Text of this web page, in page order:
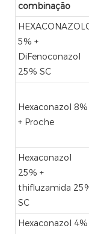
combinação
5% +
DiFenoconazol
25% SC
Hexaconazol 8%
+ Proche
Hexaconazol
25% +
thifluzamida
SC
Hexaconazol 4%